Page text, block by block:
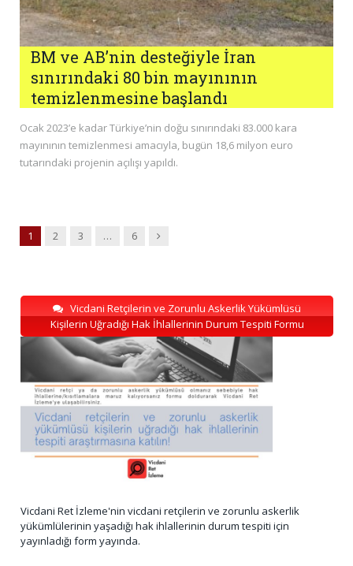
BM ve AB’nin desteğiyle İran
sınırındaki 80 bin mayınının
temizlenmesine başlandı
Ocak 2023’e kadar Türkiye’nin doğu sınırındaki 83.000 kara
mayınının temizlenmesi amacıyla, bugün 18,6 milyon euro
tutarındaki projenin açılışı yapıldı.
1 2 3 … 6 Next
Vicdani Retçilerin ve Zorunlu Askerlik Yükümlüsü
Kişilerin Uğradığı Hak İhlallerinin Durum Tespiti Formu
Vicdani Ret İzleme'nin vicdani retçilerin ve zorunlu askerlik
yükümlülerinin yaşadığı hak ihlallerinin durum tespiti için
yayınladığı form yayında.